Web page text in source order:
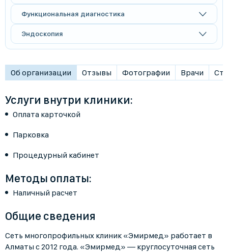
Функциональная диагностика
Эндоскопия
Об организации Отзывы Фотографии Врачи
Услуги внутри клиники:
Оплата карточкой
Парковка
Процедурный кабинет
Методы оплаты:
Наличный расчет
Общие сведения
Сеть многопрофильных клиник «Эмирмед» работает в
Алматы с 2012 года. «Эмирмед» — круглосуточная сеть